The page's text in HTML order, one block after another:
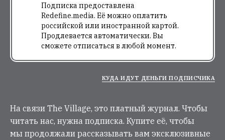
Подписка предоставлена
Redefine.media. Её можно оплатить
российской или иностранной картой.
Продлевается автоматически. Вы
сможете отписаться в любой момент.
КУДА ИДУТ ДЕНЬГИ ПОДПИСЧИКА
На связи The Village, это платный журнал. Чтобы
читать нас, нужна подписка. Купите её, чтобы
мы продолжали рассказывать вам эксклюзивные